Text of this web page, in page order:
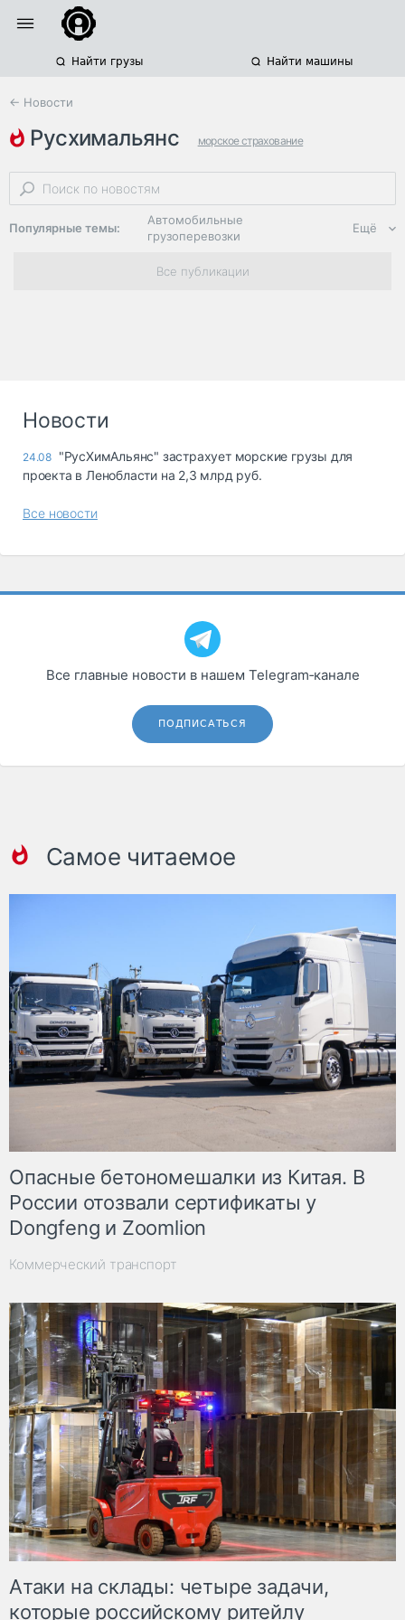
Найти грузы Найти машины
← Новости
русхимальянс морское страхование
страхование грузов порт усть-луга
Популярные темы:
Автомобильные
грузоперевозки
Региональная
логистика
опасные грузы
грузовые
Коммерческий
транспорт
Спецтехника
Автосервис,
запчасти, шины
Дзен
Ещё
Все публикации
Новости
24.08 "РусХимАльянс" застрахует морские грузы для
проекта в Ленобласти на 2,3 млрд руб.
Все новости
Все главные новости в нашем Telegram‑канале
ПОДПИСАТЬСЯ
Самое читаемое
Опасные бетономешалки из Китая. В
России отозвали сертификаты у
Dongfeng и Zoomlion
Коммерческий транспорт
Атаки на склады: четыре задачи,
которые российскому ритейлу